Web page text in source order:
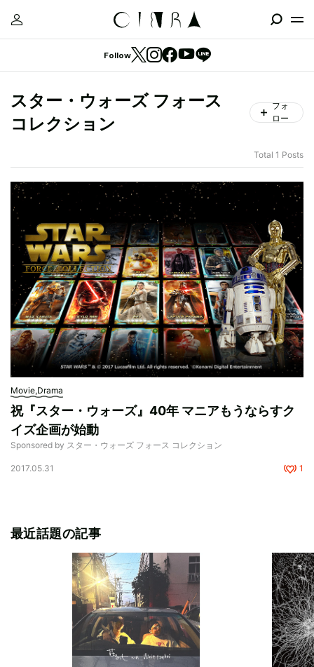
Follow
スター・ウォーズ フォース
コレクション
フォ
ロー
Total 1 Posts
Movie,Drama
祝『スター・ウォーズ』40年 マニアもうならすク
イズ企画が始動
Sponsored by スター・ウォーズ フォース コレクション
2017.05.31 1
最近話題の記事